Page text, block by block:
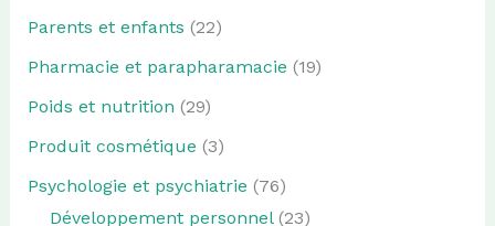
Parents et enfants (22)
Pharmacie et parapharamacie (19)
Poids et nutrition (29)
Produit cosmétique (3)
Psychologie et psychiatrie (76)
Développement personnel(23)